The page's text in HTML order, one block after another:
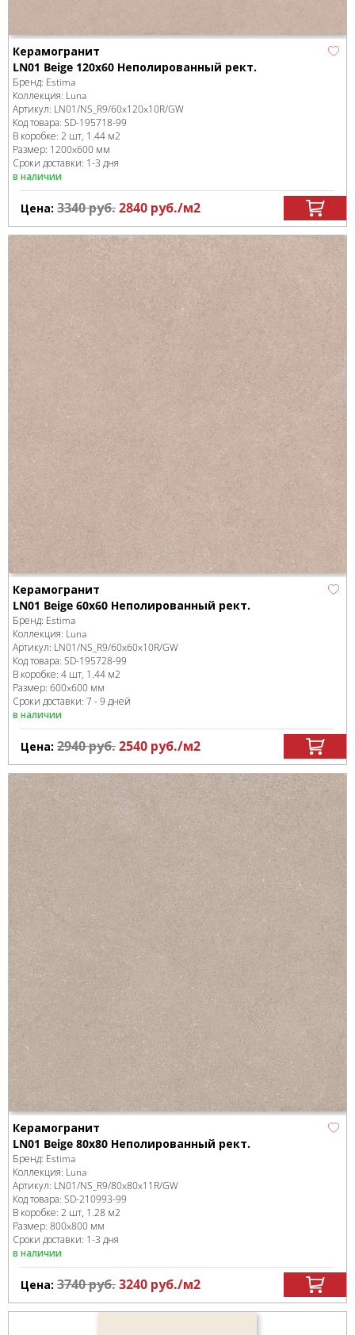
Керамогранит
LN01 Beige 120x60 Неполированный рект.
Бренд: Estima
Коллекция: Luna
Артикул: LN01/NS_R9/60x120x10R/GW
Код товара: SD-195718-99
В коробке: 2 шт, 1.44 м2
Размер: 1200x600 мм
Сроки доставки: 1-3 дня
в наличии
Цена: 3340руб.2840 руб./м2
Керамогранит
LN01 Beige 60x60 Неполированный рект.
Бренд: Estima
Коллекция: Luna
Артикул: LN01/NS_R9/60x60x10R/GW
Код товара: SD-195728-99
В коробке: 4 шт, 1.44 м2
Размер: 600x600 мм
Сроки доставки: 7 - 9 дней
в наличии
Цена: 2940руб.2540 руб./м2
Керамогранит
LN01 Beige 80x80 Неполированный рект.
Бренд: Estima
Коллекция: Luna
Артикул: LN01/NS_R9/80x80x11R/GW
Код товара: SD-210993-99
В коробке: 2 шт, 1.28 м2
Размер: 800x800 мм
Сроки доставки: 1-3 дня
в наличии
Цена: 3740руб.3240 руб./м2